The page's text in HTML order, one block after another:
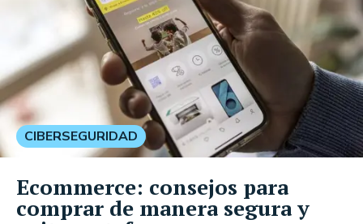
CIBERSEGURIDAD
Ecommerce: consejos para
comprar de manera segura y